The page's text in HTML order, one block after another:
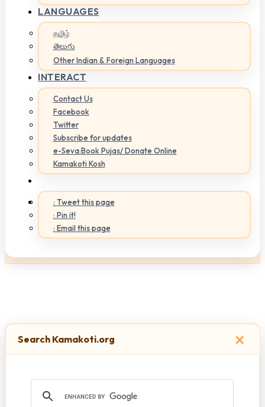
LANGUAGES
தமிழ்
తెలుగు
Other Indian & Foreign Languages
INTERACT
Contact Us
Facebook
Twitter
Subscribe for updates
e-Seva:Book Pujas/ Donate Online
Kamakoti Kosh
: Tweet this page
: Pin it!
: Email this page
×
Search Kamakoti.org